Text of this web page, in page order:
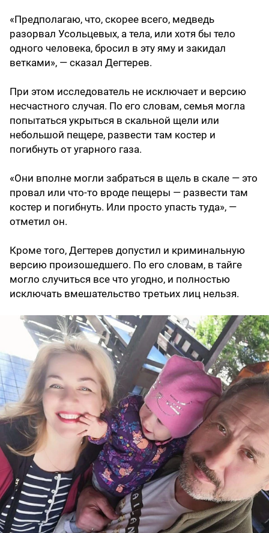
«Предполагаю, что, скорее всего, медведь
разорвал Усольцевых, а тела, или хотя бы тело
одного человека, бросил в эту яму и закидал
ветками», — сказал Дегтерев.
При этом исследователь не исключает и версию
несчастного случая. По его словам, семья могла
попытаться укрыться в скальной щели или
небольшой пещере, развести там костер и
погибнуть от угарного газа.
«Они вполне могли забраться в щель в скале — это
провал или что-то вроде пещеры — развести там
костер и погибнуть. Или просто упасть туда», —
отметил он.
Кроме того, Дегтерев допустил и криминальную
версию произошедшего. По его словам, в тайге
могло случиться все что угодно, и полностью
исключать вмешательство третьих лиц нельзя.